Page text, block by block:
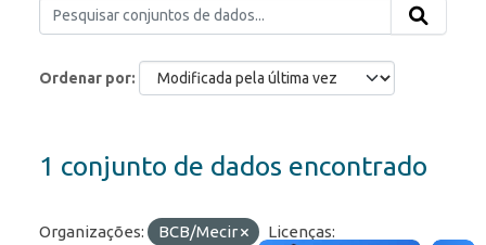
Ordenar por
1 conjunto de dados encontrado
Organizações: BCB/Mecir
Licenças: